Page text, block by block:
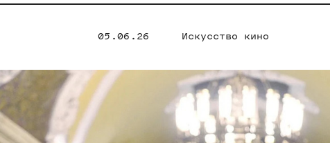
05.06.26 Искусство кино